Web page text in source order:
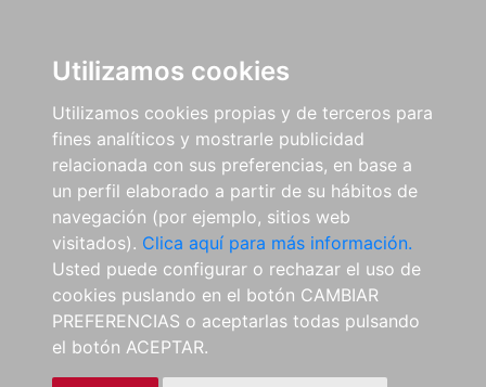
Utilizamos cookies
Utilizamos cookies propias y de terceros para
fines analíticos y mostrarle publicidad
relacionada con sus preferencias, en base a
un perfil elaborado a partir de su hábitos de
navegación (por ejemplo, sitios web
visitados). Clica aquí para más información.
Usted puede configurar o rechazar el uso de
cookies puslando en el botón CAMBIAR
PREFERENCIAS o aceptarlas todas pulsando
el botón ACEPTAR.